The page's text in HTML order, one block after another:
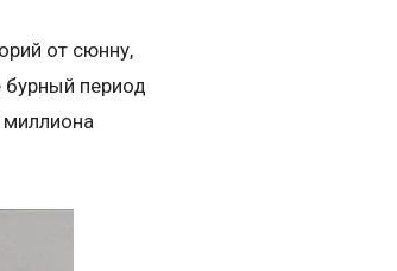
от сюнну,
бурный период
миллиона